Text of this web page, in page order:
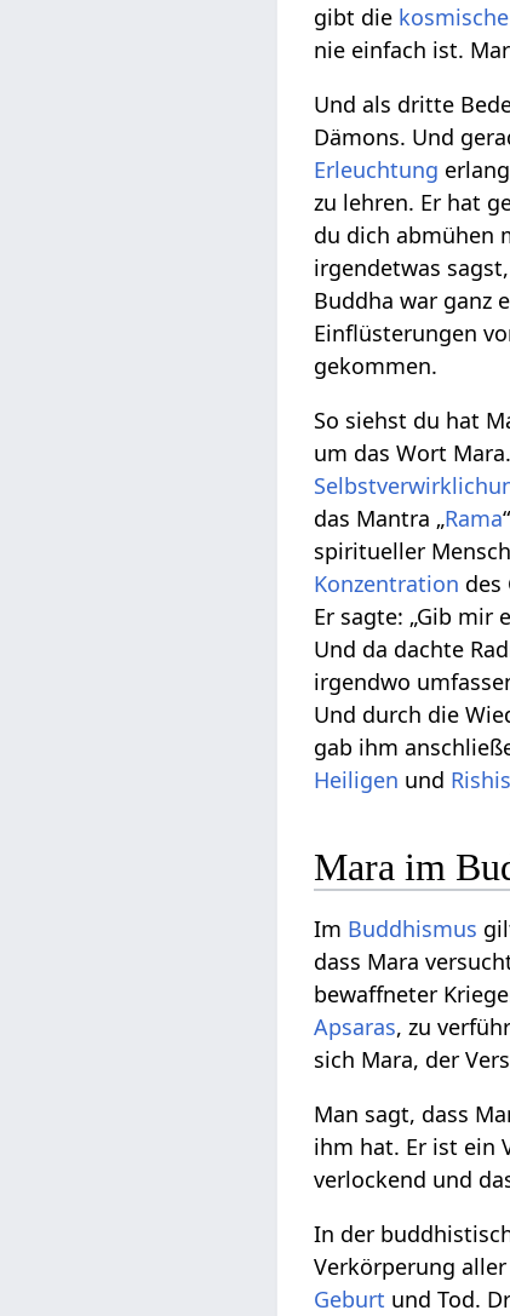
gibt die
nie einfach ist.
Und als dritte
Dämons. Und
Erleuchtung
zu lehren. Er hat
du dich abmühen
irgendetwas
Buddha war ganz
Einflüsterungen
gekommen.
So siehst du hat
um das Wort
das Mantra „Rama
spiritueller
Konzentration des
Er sagte: „Gib mir
Und da dachte
irgendwo
Und durch die
gab ihm
Heiligen und Rishis
Mara im
Im Buddhismus
dass Mara
bewaffneter
Apsaras, zu
sich Mara, der
Man sagt, dass
ihm hat. Er ist ein
verlockend und
In der
Verkörperung
Geburt und Tod.